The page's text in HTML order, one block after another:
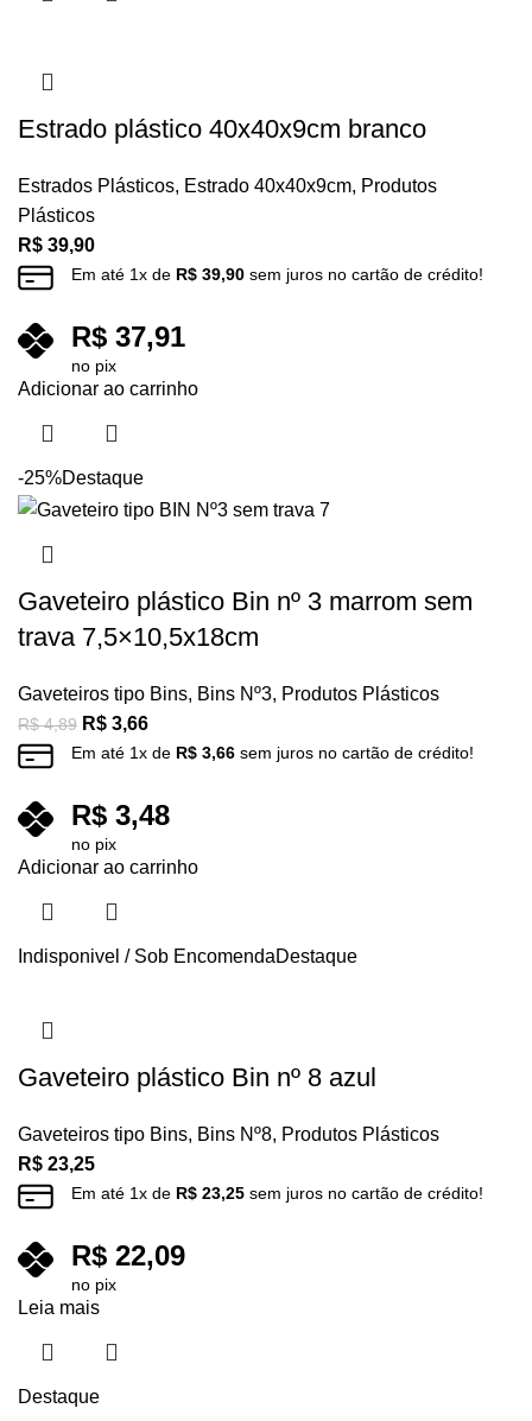
Estrado plástico 40x40x9cm branco
Estrados Plásticos, Estrado 40x40x9cm, Produtos
Plásticos
R$ 39,90
Em até 1x de R$ 39,90 sem juros no cartão de crédito!
R$ 37,91
no pix
Adicionar ao carrinho
-25%Destaque
Gaveteiro plástico Bin nº 3 marrom sem
trava 7,5×10,5x18cm
Gaveteiros tipo Bins, Bins Nº3, Produtos Plásticos
R$4,89 R$ 3,66
Em até 1x de R$ 3,66 sem juros no cartão de crédito!
R$ 3,48
no pix
Adicionar ao carrinho
Indisponivel / Sob EncomendaDestaque
Gaveteiro plástico Bin nº 8 azul
Gaveteiros tipo Bins, Bins Nº8, Produtos Plásticos
R$ 23,25
Em até 1x de R$ 23,25 sem juros no cartão de crédito!
R$ 22,09
no pix
Leia mais
Destaque